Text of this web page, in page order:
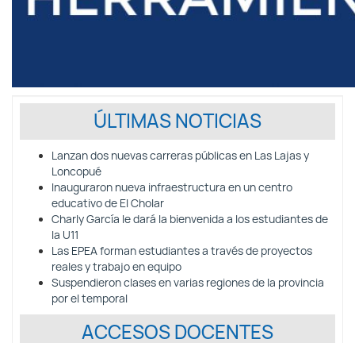
ÚLTIMAS NOTICIAS
Lanzan dos nuevas carreras públicas en Las Lajas y
Loncopué
Inauguraron nueva infraestructura en un centro
educativo de El Cholar
Charly García le dará la bienvenida a los estudiantes de
la U11
Las EPEA forman estudiantes a través de proyectos
reales y trabajo en equipo
Suspendieron clases en varias regiones de la provincia
por el temporal
ACCESOS DOCENTES